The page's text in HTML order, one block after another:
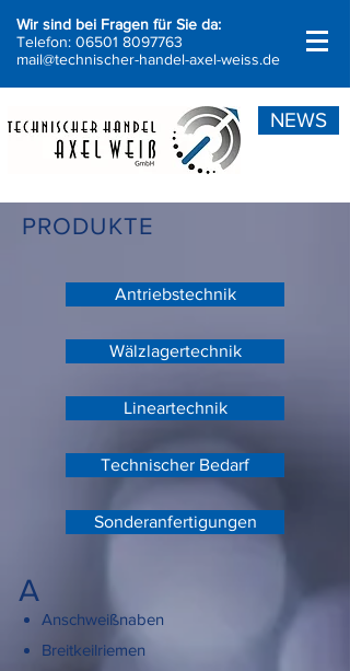
Wir sind bei Fragen für Sie da:
Telefon: 06501 8097763
mail@technischer-handel-axel-weiss.de
NEWS
PRODUKTE
Antriebstechnik
Wälzlagertechnik
Lineartechnik
Technischer Bedarf
Sonderanfertigungen
Anschweißnaben
Breitkeilriemen
A